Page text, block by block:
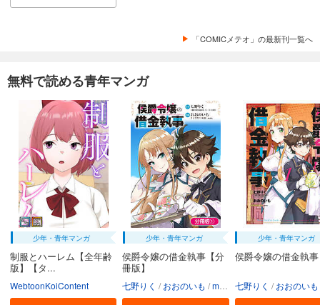
「COMICメテオ」の最新刊一覧へ
無料で読める青年マンガ
少年・青年マンガ
制服とハーレム【全年齢
版】【タ...
WebtoonKoiContent
少年・青年マンガ
侯爵令嬢の借金執事【分
冊版】
七野りく おおのいも mmu
少年・青年マンガ
侯爵令嬢の借金執事
七野りく おおのいも